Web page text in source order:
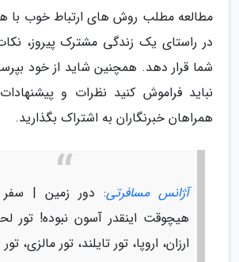
مطالعه مطلب روش های ارتباط خوب با
در راستای یک زندگی مشترک پیروز،
شما قرار دهد. همچنین شاید از خود
نباید فراموش کنید نظرات و
همراهان خبرنگاران به اشتراک بگذارید.
آژانس مسافرتی: دور زمین | سفر
هیچوقت اینقدر آسون نبوده! تور
ارزان، اروپا، تور تایلند، تور مالزی،